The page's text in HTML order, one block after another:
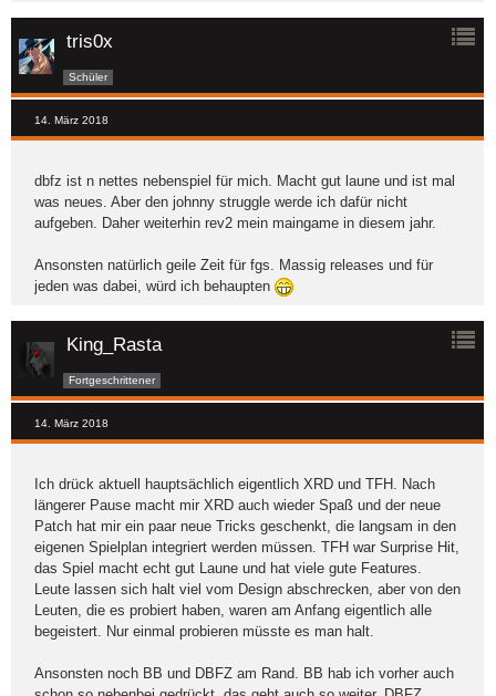
tris0x
Schüler
14. März 2018
dbfz ist n nettes nebenspiel für mich. Macht gut laune und ist mal
was neues. Aber den johnny struggle werde ich dafür nicht
aufgeben. Daher weiterhin rev2 mein maingame in diesem jahr.
Ansonsten natürlich geile Zeit für fgs. Massig releases und für
jeden was dabei, würd ich behaupten
King_Rasta
Fortgeschrittener
14. März 2018
Ich drück aktuell hauptsächlich eigentlich XRD und TFH. Nach
längerer Pause macht mir XRD auch wieder Spaß und der neue
Patch hat mir ein paar neue Tricks geschenkt, die langsam in den
eigenen Spielplan integriert werden müssen. TFH war Surprise Hit,
das Spiel macht echt gut Laune und hat viele gute Features.
Leute lassen sich halt viel vom Design abschrecken, aber von den
Leuten, die es probiert haben, waren am Anfang eigentlich alle
begeistert. Nur einmal probieren müsste es man halt.
Ansonsten noch BB und DBFZ am Rand. BB hab ich vorher auch